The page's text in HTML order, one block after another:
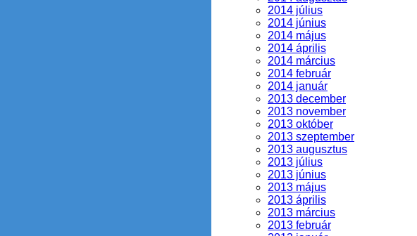
2014 július
2014 június
2014 május
2014 április
2014 március
2014 február
2014 január
2013 december
2013 november
2013 október
2013 szeptember
2013 augusztus
2013 július
2013 június
2013 május
2013 április
2013 március
2013 február